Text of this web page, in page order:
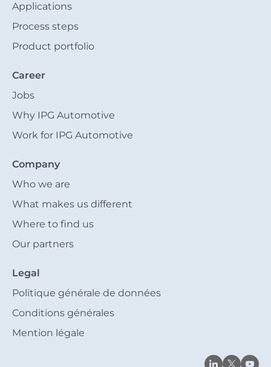
Applications
Process steps
Product portfolio
Career
Jobs
Why IPG Automotive
Work for IPG Automotive
Company
Who we are
What makes us different
Where to find us
Our partners
Legal
Politique générale de données
Conditions générales
Mention légale